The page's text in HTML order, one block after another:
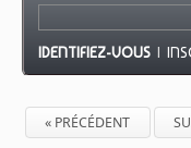
IDENTIFIEZ-VOUS |
« PRÉCÉDENT